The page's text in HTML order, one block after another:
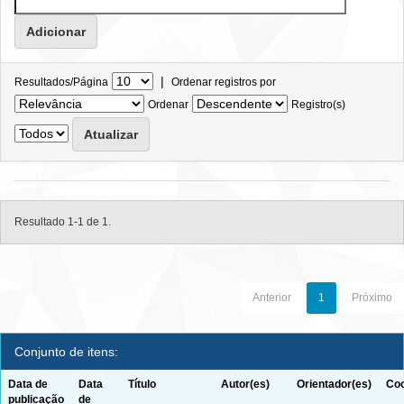
Resultados/Página | Ordenar registros por
Ordenar
Registro(s)
Resultado 1-1 de 1.
Anterior 1 Próximo
Conjunto de itens:
Data de
publicação
Data
de
Título Autor(es) Orientador(es)